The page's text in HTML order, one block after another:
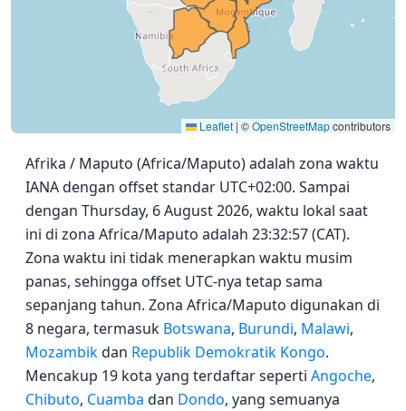
Leaflet | ©OpenStreetMapcontributors
Afrika / Maputo (Africa/Maputo) adalah zona waktu
IANA dengan offset standar UTC+02:00. Sampai
dengan Thursday, 6 August 2026, waktu lokal saat
ini di zona Africa/Maputo adalah 23:32:57 (CAT).
Zona waktu ini tidak menerapkan waktu musim
panas, sehingga offset UTC-nya tetap sama
sepanjang tahun. Zona Africa/Maputo digunakan di
8 negara, termasuk Botswana, Burundi, Malawi,
Mozambikdan Republik Demokratik Kongo.
Mencakup 19 kota yang terdaftar seperti Angoche,
Chibuto, Cuamba dan Dondo, yang semuanya